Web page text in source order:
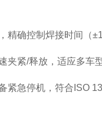
确控制焊接时间（
紧/释放，适应多车
急停机，符合ISO